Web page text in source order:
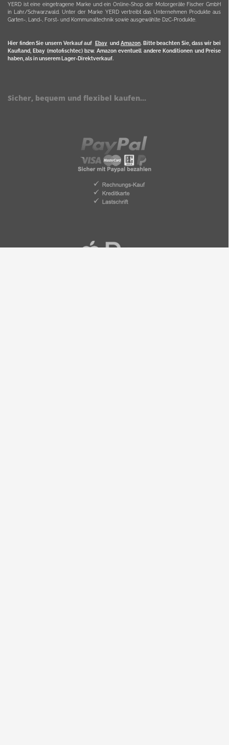
YERD ist eine eingetragene Marke und ein Online-Shop der Motorgeräte Fischer GmbH
in Lahr/Schwarzwald. Unter der Marke YERD vertreibt das Unternehmen Produkte aus
Garten-, Land-, Forst- und Kommunaltechnik sowie ausgewählte D2C-Produkte.
Hier finden Sie unsern Verkauf auf Ebayund Amazon. Bitte beachten Sie, dass wir bei
Kaufland, Ebay (motofischtec) bzw. Amazon eventuell andere Konditionen und Preise
haben, als in unserem Lager-Direktverkauf.
Sicher, bequem und flexibel kaufen...